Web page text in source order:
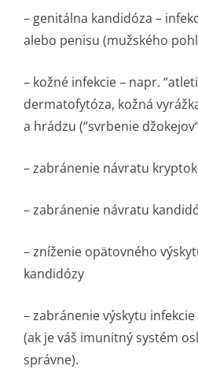
– genitálna kandidóza –
alebo penisu (mužského
– kožné infekcie – napr.
dermatofytóza, kožná
a hrádzu (“svrbenie
– zabránenie návratu
– zabránenie návratu
– zníženie opätovného
kandidózy
– zabránenie výskytu
(ak je váš imunitný systém
správne).